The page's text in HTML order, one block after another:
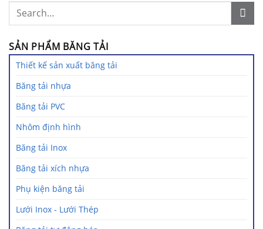
SẢN PHẨM BĂNG TẢI
Thiết kế sản xuất băng tải
Băng tải nhựa
Băng tải PVC
Nhôm định hình
Băng tải Inox
Băng tải xích nhựa
Phụ kiện băng tải
Lưới Inox - Lưới Thép